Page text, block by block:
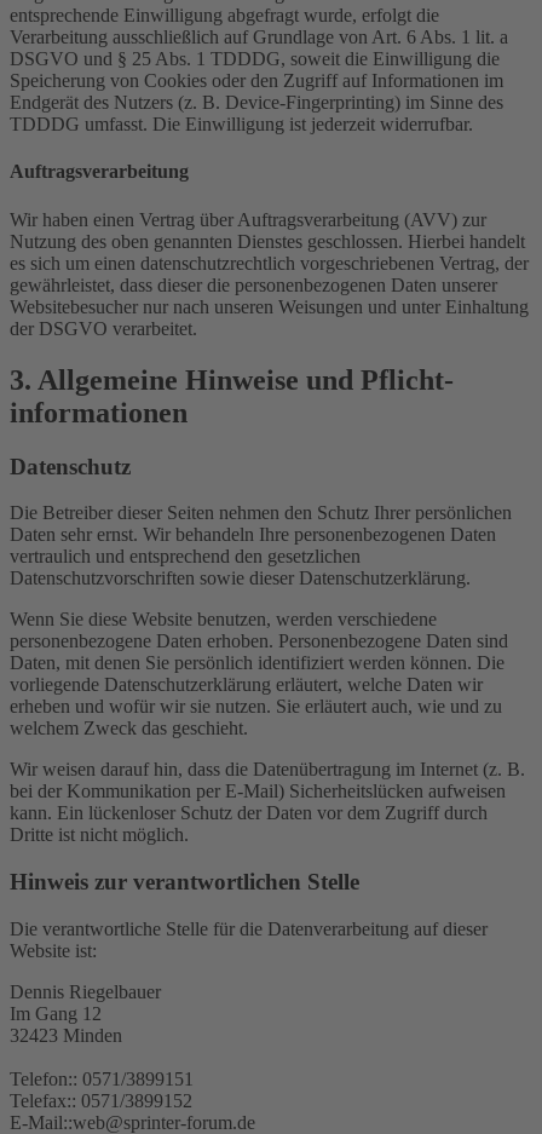
entsprechende Einwilligung abgefragt wurde, erfolgt die
Verarbeitung ausschließlich auf Grundlage von Art. 6 Abs. 1 lit. a
DSGVO und § 25 Abs. 1 TDDDG, soweit die Einwilligung die
Speicherung von Cookies oder den Zugriff auf Informationen im
Endgerät des Nutzers (z. B. Device-Fingerprinting) im Sinne des
TDDDG umfasst. Die Einwilligung ist jederzeit widerrufbar.
Auftragsverarbeitung
Wir haben einen Vertrag über Auftragsverarbeitung (AVV) zur
Nutzung des oben genannten Dienstes geschlossen. Hierbei handelt
es sich um einen datenschutzrechtlich vorgeschriebenen Vertrag, der
gewährleistet, dass dieser die personenbezogenen Daten unserer
Websitebesucher nur nach unseren Weisungen und unter Einhaltung
der DSGVO verarbeitet.
3. Allgemeine Hinweise und Pflicht­
informationen
Datenschutz
Die Betreiber dieser Seiten nehmen den Schutz Ihrer persönlichen
Daten sehr ernst. Wir behandeln Ihre personenbezogenen Daten
vertraulich und entsprechend den gesetzlichen
Datenschutzvorschriften sowie dieser Datenschutzerklärung.
Wenn Sie diese Website benutzen, werden verschiedene
personenbezogene Daten erhoben. Personenbezogene Daten sind
Daten, mit denen Sie persönlich identifiziert werden können. Die
vorliegende Datenschutzerklärung erläutert, welche Daten wir
erheben und wofür wir sie nutzen. Sie erläutert auch, wie und zu
welchem Zweck das geschieht.
Wir weisen darauf hin, dass die Datenübertragung im Internet (z. B.
bei der Kommunikation per E-Mail) Sicherheitslücken aufweisen
kann. Ein lückenloser Schutz der Daten vor dem Zugriff durch
Dritte ist nicht möglich.
Hinweis zur verantwortlichen Stelle
Die verantwortliche Stelle für die Datenverarbeitung auf dieser
Website ist:
Dennis Riegelbauer
Im Gang 12
32423 Minden
Telefon:: 0571/3899151
Telefax:: 0571/3899152
E-Mail::web@sprinter-forum.de